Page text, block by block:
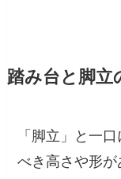
踏み台と脚立
「脚立」と一
べき高さや形